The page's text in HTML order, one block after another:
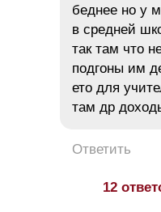
беднее но у
в средней
так там что
подгоны им
ето для
там др
Ответить
12